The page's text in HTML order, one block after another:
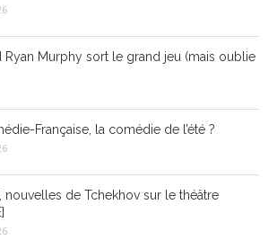
Ryan Murphy sort le grand jeu (mais oublie
Française, la comédie de l’été ?
nouvelles de Tchekhov sur le théâtre